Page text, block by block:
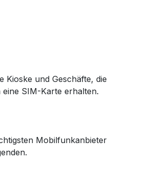
und Geschäfte, die
SIM-Karte erhalten.
Mobilfunkanbieter